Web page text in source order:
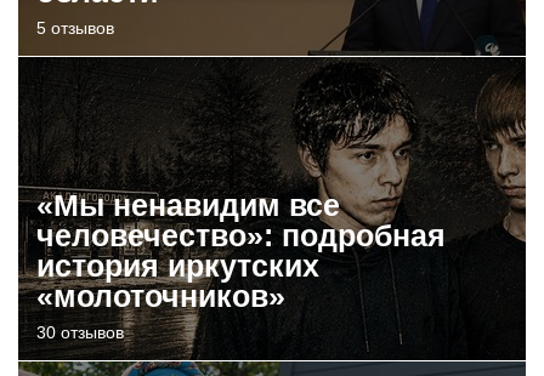
5 отзывов
«Мы ненавидим все
человечество»: подробная
история иркутских
«молоточников»
30 отзывов